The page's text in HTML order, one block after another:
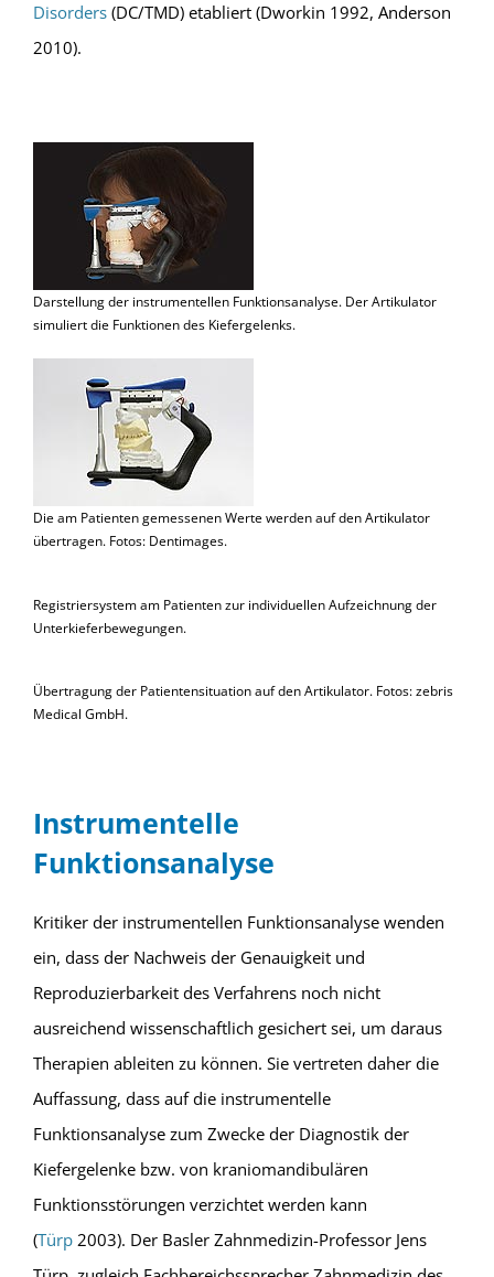
Disorders(DC/TMD) etabliert (Dworkin 1992, Anderson
2010).
Darstellung der instrumentellen Funktionsanalyse. Der Artikulator
simuliert die Funktionen des Kiefergelenks.
Die am Patienten gemessenen Werte werden auf den Artikulator
übertragen. Fotos: Dentimages.
Registriersystem am Patienten zur individuellen Aufzeichnung der
Unterkieferbewegungen.
Übertragung der Patientensituation auf den Artikulator. Fotos: zebris
Medical GmbH.
Instrumentelle
Funktionsanalyse
Kritiker der instrumentellen Funktionsanalyse wenden
ein, dass der Nachweis der Genauigkeit und
Reproduzierbarkeit des Verfahrens noch nicht
ausreichend wissenschaftlich gesichert sei, um daraus
Therapien ableiten zu können. Sie vertreten daher die
Auffassung, dass auf die instrumentelle
Funktionsanalyse zum Zwecke der Diagnostik der
Kiefergelenke bzw. von kraniomandibulären
Funktionsstörungen verzichtet werden kann
(Türp2003). Der Basler Zahnmedizin-Professor Jens